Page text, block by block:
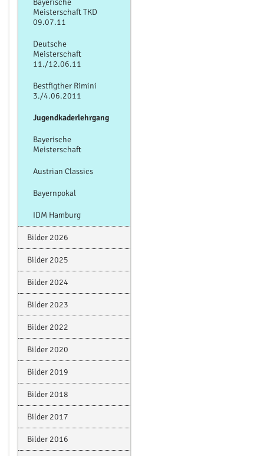
Bayerische
Meisterschaft TKD
09.07.11
Deutsche
Meisterschaft
11./12.06.11
Bestfigther Rimini
3./4.06.2011
Jugendkaderlehrgang
Bayerische
Meisterschaft
Austrian Classics
Bayernpokal
IDM Hamburg
Bilder 2026
Bilder 2025
Bilder 2024
Bilder 2023
Bilder 2022
Bilder 2020
Bilder 2019
Bilder 2018
Bilder 2017
Bilder 2016